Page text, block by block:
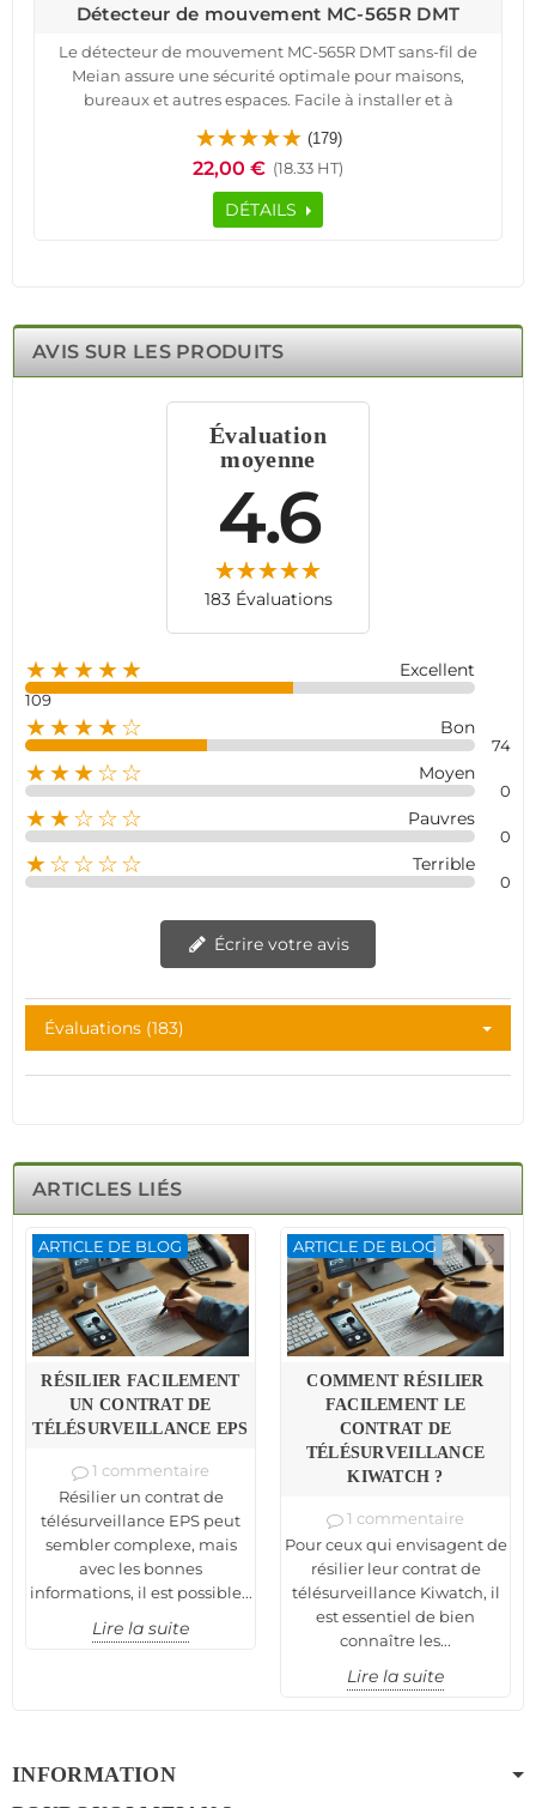
Détecteur de mouvement MC-565R DMT
Le détecteur de mouvement MC-565R DMT sans-fil de
Meian assure une sécurité optimale pour maisons,
bureaux et autres espaces. Facile à installer et à
de transmission radio sécurisée. Avec une portée de 100 à
200 mètres, il détecte les mouvements dans un angle de
90° à 110° et une distance de 6 à 10 mètres.
Compatible avec les systèmes d'alarme Meian, il envoie
animaux jusqu'à 20 kg, réduisant les fausses alertes.
une grande autonomie de 2-3 ans.
(179)
22,00 € (18.33 HT)
DÉTAILS
AVIS SUR LES PRODUITS
Évaluation
moyenne
4.6
183 Évaluations
★★★★★ Excellent
109
★★★★☆ Bon
74
★★★☆☆ Moyen
0
★★☆☆☆ Pauvres
0
★☆☆☆☆ Terrible
0
Écrire votre avis
Évaluations (183)
ARTICLES LIÉS
ARTICLE DE BLOG
RÉSILIER FACILEMENT
UN CONTRAT DE
TÉLÉSURVEILLANCE EPS
1 commentaire
Résilier un contrat de
télésurveillance EPS peut
sembler complexe, mais
avec les bonnes
informations, il est possible...
Lire la suite
ARTICLE DE BLOG
COMMENT RÉSILIER
FACILEMENT LE
CONTRAT DE
TÉLÉSURVEILLANCE
KIWATCH ?
1 commentaire
Pour ceux qui envisagent de
résilier leur contrat de
télésurveillance Kiwatch, il
est essentiel de bien
connaître les...
Lire la suite
INFORMATION